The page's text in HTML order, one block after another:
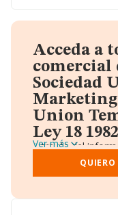
Acceda a
comercial
Sociedad
Marketing
Union
Ley 18 1982
A través del
desde Einforma,
Datos
Teléfono,
Gráficos de
Ver más